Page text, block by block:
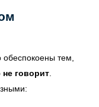
обеспокоены тем,
не говорит.